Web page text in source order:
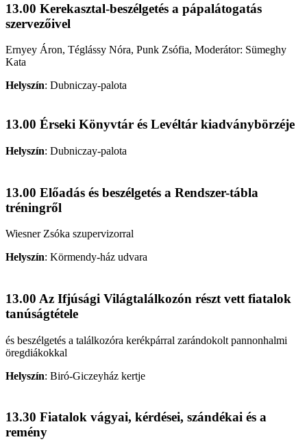
13.00 Kerekasztal-beszélgetés a pápalátogatás
szervezőivel
Ernyey Áron, Téglássy Nóra, Punk Zsófia, Moderátor: Sümeghy
Kata
Helyszín: Dubniczay-palota
13.00 Érseki Könyvtár és Levéltár kiadványbörzéje
Helyszín: Dubniczay-palota
13.00 Előadás és beszélgetés a Rendszer-tábla
tréningről
Wiesner Zsóka szupervizorral
Helyszín: Körmendy-ház udvara
13.00 Az Ifjúsági Világtalálkozón részt vett fiatalok
tanúságtétele
és beszélgetés a találkozóra kerékpárral zarándokolt pannonhalmi
öregdiákokkal
Helyszín: Biró-Giczeyház kertje
13.30 Fiatalok vágyai, kérdései, szándékai és a
remény